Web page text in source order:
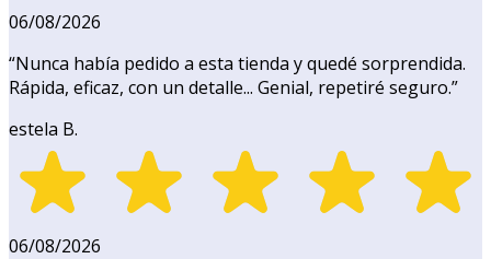
06/08/2026
“Nunca había pedido a esta tienda y quedé sorprendida.
Rápida, eficaz, con un detalle... Genial, repetiré seguro.”
estela B.
06/08/2026